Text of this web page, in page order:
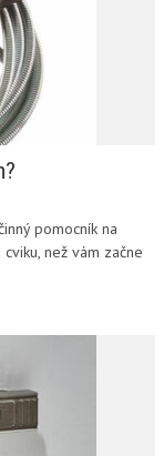
pomocník na
než vám začne